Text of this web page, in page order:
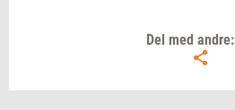
Del med andre: